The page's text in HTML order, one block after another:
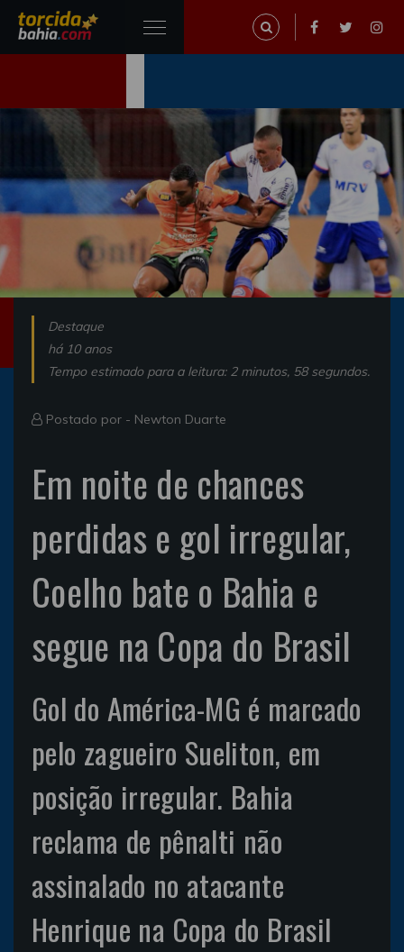
Destaque
há 10 anos
Tempo estimado para a leitura: 2 minutos, 58 segundos.
Postado por - Newton Duarte
Em noite de chances
perdidas e gol irregular,
Coelho bate o Bahia e
segue na Copa do Brasil
Gol do América-MG é marcado
pelo zagueiro Sueliton, em
posição irregular. Bahia
reclama de pênalti não
assinalado no atacante
Henrique na Copa do Brasil